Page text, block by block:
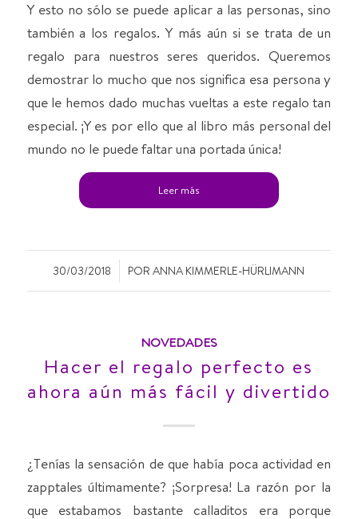
Y esto no sólo se puede aplicar a las personas, sino
también a los regalos. Y más aún si se trata de un
regalo para nuestros seres queridos. Queremos
demostrar lo mucho que nos significa esa persona y
que le hemos dado muchas vueltas a este regalo tan
especial. ¡Y es por ello que al libro más personal del
mundo no le puede faltar una portada única!
Leer más
30/03/2018
/ PORANNA KIMMERLE-HÜRLIMANN
NOVEDADES
Hacer el regalo perfecto es
ahora aún más fácil y divertido
¿Tenías la sensación de que había poca actividad en
zapptales últimamente? ¡Sorpresa! La razón por la
que estabamos bastante calladitos era porque